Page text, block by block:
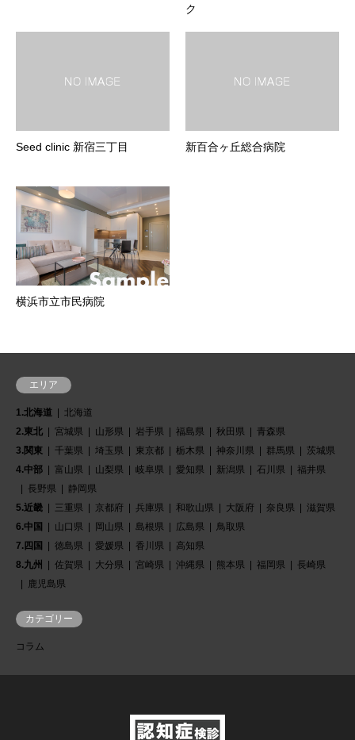
ク
Seed clinic 新宿三丁目 新百合ヶ丘総合病院
横浜市立市民病院
エリア
1.北海道
北海道
2.東北
宮城県 山形県 岩手県 福島県 秋田県
青森県
3.関東
千葉県 埼玉県 東京都 栃木県 神奈川県 群馬県
茨城県
4.中部
富山県 山梨県 岐阜県 愛知県 新潟県 石川県
福井県
長野県
静岡県
5.近畿
三重県 京都府 兵庫県 和歌山県 大阪府 奈良県
滋賀県
6.中国
山口県 岡山県 島根県 広島県
鳥取県
7.四国
徳島県 愛媛県 香川県
高知県
8.九州
佐賀県 大分県 宮崎県 沖縄県 熊本県 福岡県
長崎県
鹿児島県
カテゴリー
コラム